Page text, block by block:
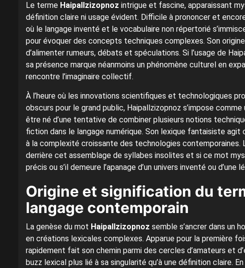
Le terme Haipallzizopnoz intrigue et fascine, apparaissant
définition claire ni usage évident. Difficile à prononcer et
où le langage inventé et le vocabulaire non répertorié
pour évoquer des concepts techniques complexes. Son
d’alimenter rumeurs, débats et spéculations. Si l’usage de
sa présence marque néanmoins un phénomène culturel en
rencontre l’imaginaire collectif.
À l’heure où les innovations scientifiques et technologiques
obscurs pour le grand public, Haipallzizopnoz s’impose
être né d’une tentative de combiner plusieurs notions
fiction dans le langage numérique. Son lexique fantaisiste
à la complexité croissante des technologies contemporaines.
derrière cet assemblage de syllabes insolites et si ce mot
précis ou s’il demeure l’apanage d’un univers inventé ou d’une
Origine et signification du
langage contemporain
La genèse du mot Haipallzizopnoz semble s’ancrer dans un
en créations lexicales complexes. Apparue pour la première
rapidement fait son chemin parmi des cercles d’amateurs et
buzz lexical plus lié à sa singularité qu’à une définition